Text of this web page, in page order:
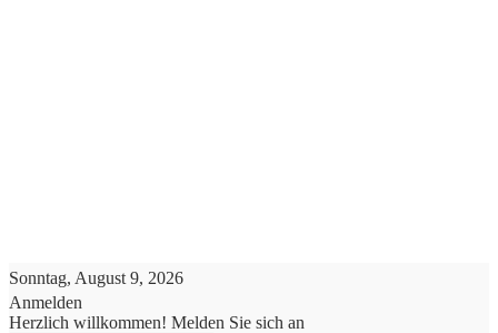
Sonntag, August 9, 2026
Anmelden
Herzlich willkommen! Melden Sie sich an